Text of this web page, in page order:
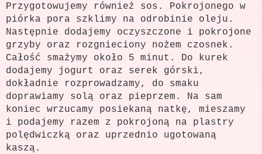
Przygotowujemy również sos. Pokrojonego w
piórka pora szklimy na odrobinie oleju.
Następnie dodajemy oczyszczone i pokrojone
grzyby oraz rozgnieciony nożem czosnek.
Całość smażymy około 5 minut. Do kurek
dodajemy jogurt oraz serek górski,
dokładnie rozprowadzamy, do smaku
doprawiamy solą oraz pieprzem. Na sam
koniec wrzucamy posiekaną natkę, mieszamy
i podajemy razem z pokrojoną na plastry
polędwiczką oraz uprzednio ugotowaną
kaszą.